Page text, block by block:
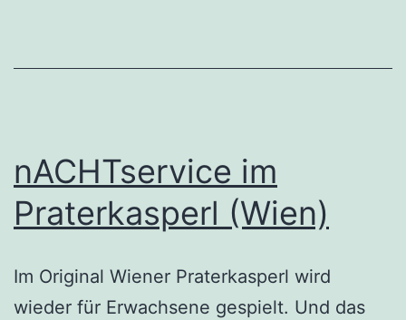
nACHTservice im
Praterkasperl (Wien)
Im Original Wiener Praterkasperl wird
wieder für Erwachsene gespielt. Und das